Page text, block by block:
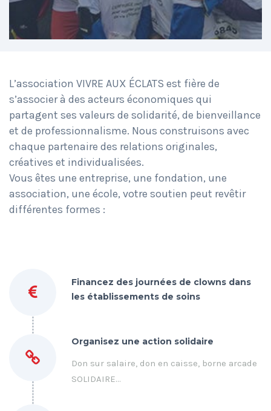
L’association VIVRE AUX ÉCLATS est fière de
s’associer à des acteurs économiques qui
partagent ses valeurs de solidarité, de bienveillance
et de professionnalisme. Nous construisons avec
chaque partenaire des relations originales,
créatives et individualisées.
Vous êtes une entreprise, une fondation, une
association, une école, votre soutien peut revêtir
différentes formes :
Financez des journées de clowns dans
les établissements de soins
Organisez une action solidaire
Don sur salaire, don en caisse, borne arcade
SOLIDAIRE…